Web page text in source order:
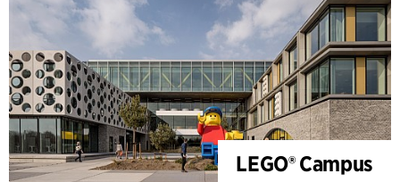
LEGO® Campus